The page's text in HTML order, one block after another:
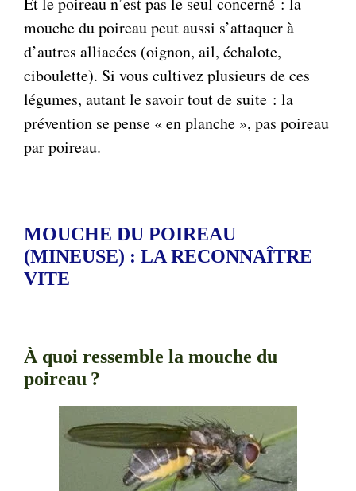
mouche du poireau peut aussi s’attaquer à
d’autres alliacées (oignon, ail, échalote,
ciboulette). Si vous cultivez plusieurs de ces
légumes, autant le savoir tout de suite : la
prévention se pense « en planche », pas poireau
par poireau.
MOUCHE DU POIREAU
(MINEUSE) : LA RECONNAÎTRE
VITE
À quoi ressemble la mouche du
poireau ?